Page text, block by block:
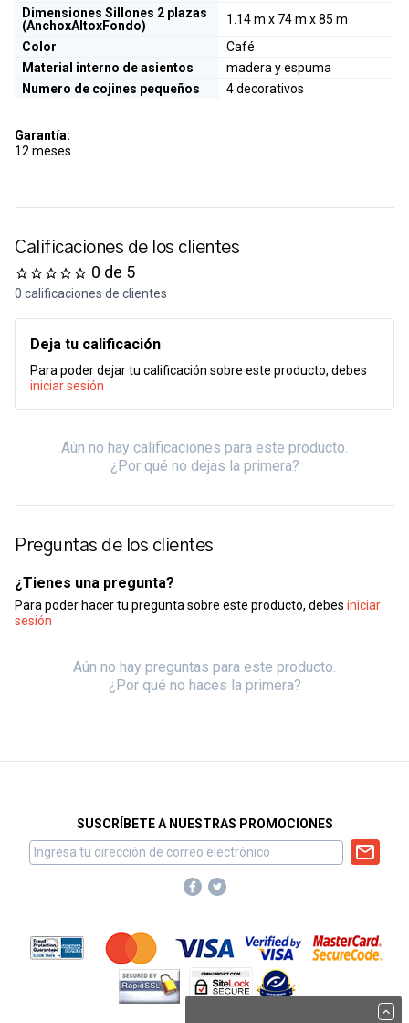
Dimensiones Sillones 2 plazas
(AnchoxAltoxFondo)
1.14 m x 74 m x 85 m
Color
Café
Material interno de asientos
madera y espuma
Numero de cojines pequeños
4 decorativos
Garantía:
12 meses
Calificaciones de los clientes
0 de 5
0 calificaciones de clientes
Deja tu calificación
Para poder dejar tu calificación sobre este producto, debes
iniciar sesión
Aún no hay calificaciones para este producto.
¿Por qué no dejas la primera?
Preguntas de los clientes
¿Tienes una pregunta?
Para poder hacer tu pregunta sobre este producto, debes iniciar
sesión
Aún no hay preguntas para este producto.
¿Por qué no haces la primera?
SUSCRÍBETE A NUESTRAS PROMOCIONES